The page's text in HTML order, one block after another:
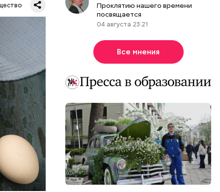
Проклятию нашего времени
посвящается
04 августа 23:21
Все мнения